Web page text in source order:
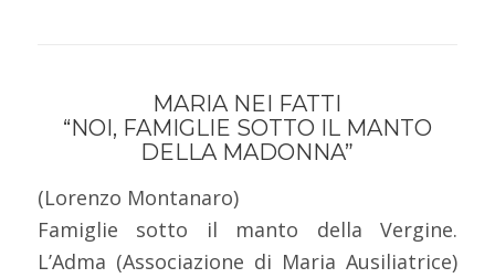
MARIA NEI FATTI
“NOI, FAMIGLIE SOTTO IL MANTO
DELLA MADONNA”
(Lorenzo Montanaro)
Famiglie sotto il manto della Vergine.
L’Adma (Associazione di Maria Ausiliatrice)